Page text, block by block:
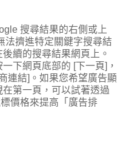
搜尋結果的右側或上
法擠進特定關鍵字搜尋結
續的搜尋結果網頁上。
下網頁底部的 [下一頁]，
連結]。如果您希望廣告顯
第一頁，可以試著透過
價格來提高「廣告排